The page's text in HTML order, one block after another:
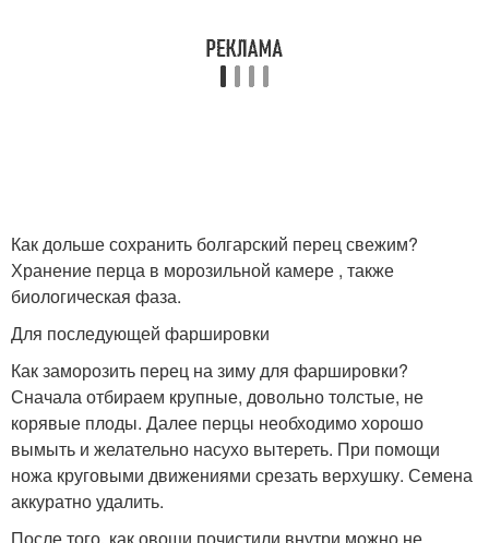
Как дольше сохранить болгарский перец свежим?
Хранение перца в морозильной камере , также
биологическая фаза.
Для последующей фаршировки
Как заморозить перец на зиму для фаршировки?
Сначала отбираем крупные, довольно толстые, не
корявые плоды. Далее перцы необходимо хорошо
вымыть и желательно насухо вытереть. При помощи
ножа круговыми движениями срезать верхушку. Семена
аккуратно удалить.